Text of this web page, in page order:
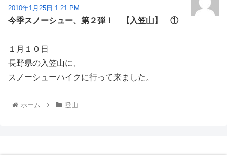
2010年1月25日 1:21 PM
今季スノーシュー、第２弾！ 【入笠山】 ①
１月１０日
長野県の入笠山に、
スノーシューハイクに行って来ました。
ホーム 登山